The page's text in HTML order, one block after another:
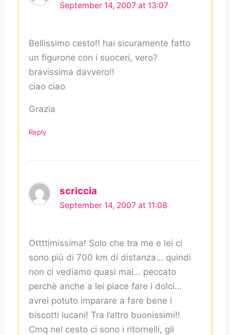
September 14, 2007 at 13:07
Bellissimo cesto!! hai sicuramente fatto
un figurone con i suoceri, vero?
bravissima davvero!!
ciao ciao
Grazia
Reply
scriccia
September 14, 2007 at 11:08
Ottttimissima! Solo che tra me e lei ci
sono più di 700 km di distanza… quindi
non ci vediamo quasi mai… peccato
perchè anche a lei piace fare i dolci…
avrei potuto imparare a fare bene i
biscotti lucani! Tra l’altro buonissimi!!
Cmq nel cesto ci sono i ritornelli, gli